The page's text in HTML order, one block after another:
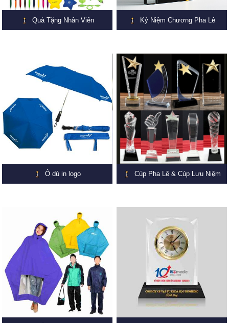
Quà Tặng Nhân Viên Kỷ Niệm Chương Pha Lê
Ô dù in logo Cúp Pha Lê & Cúp Lưu Niệm